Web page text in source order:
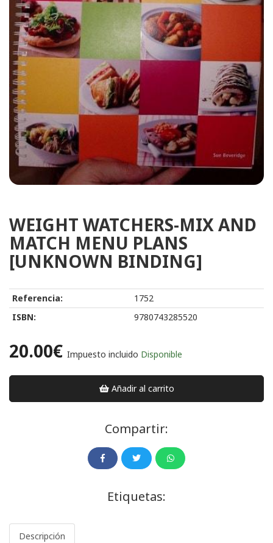
WEIGHT WATCHERS-MIX AND
MATCH MENU PLANS
[UNKNOWN BINDING]
Referencia:
1752
ISBN:
9780743285520
20.00€ Impuesto incluido Disponible
Añadir al carrito
Compartir:
Etiquetas:
Descripción